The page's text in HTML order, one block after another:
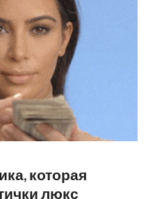
которая
люкс